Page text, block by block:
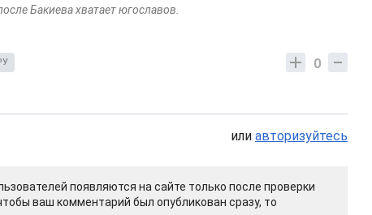
Бакиева хватает югославов.
0
или авторизуйтесь
появляются на сайте только после проверки
ваш комментарий был опубликован сразу, то